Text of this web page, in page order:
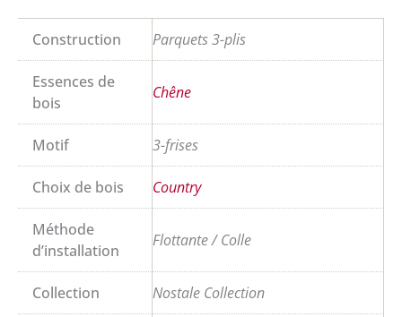
Construction Parquets 3-plis
Essences de
bois
Chêne
Motif 3-frises
Choix de bois Country
Méthode
d’installation
Flottante / Colle
Collection Nostale Collection